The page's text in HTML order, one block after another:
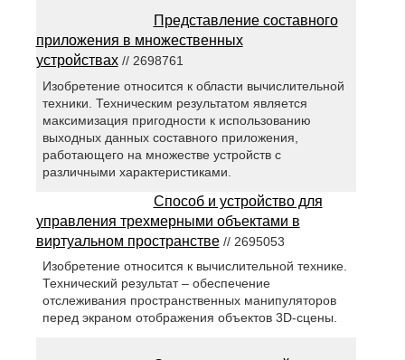
Представление составного
приложения в множественных
устройствах// 2698761
Изобретение относится к области вычислительной
техники. Техническим результатом является
максимизация пригодности к использованию
выходных данных составного приложения,
работающего на множестве устройств с
различными характеристиками.
Способ и устройство для
управления трехмерными объектами в
виртуальном пространстве// 2695053
Изобретение относится к вычислительной технике.
Технический результат – обеспечение
отслеживания пространственных манипуляторов
перед экраном отображения объектов 3D-сцены.